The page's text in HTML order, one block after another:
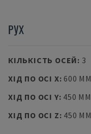
РУХ
КІЛЬКІСТЬ ОСЕЙ: 3
ХІД ПО ОСІ X: 600 MM
ХІД ПО ОСІ Y: 450 MM
ХІД ПО ОСІ Z: 450 MM